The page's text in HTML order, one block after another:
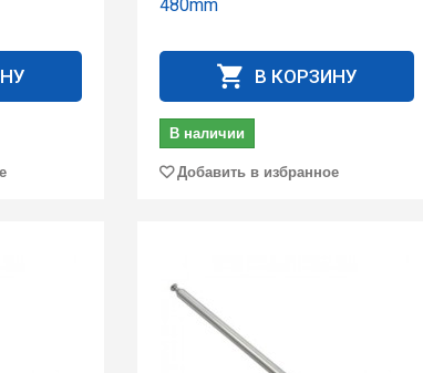
480mm
В КОРЗИНУ
В наличии
Добавить в избранное